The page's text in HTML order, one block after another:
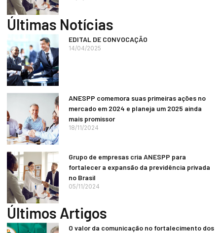
Últimas Notícias
EDITAL DE CONVOCAÇÃO
14/04/2025
ANESPP comemora suas primeiras ações no
mercado em 2024 e planeja um 2025 ainda
mais promissor
18/11/2024
Grupo de empresas cria ANESPP para
fortalecer a expansão da previdência privada
no Brasil
05/11/2024
Últimos Artigos
O valor da comunicação no fortalecimento dos